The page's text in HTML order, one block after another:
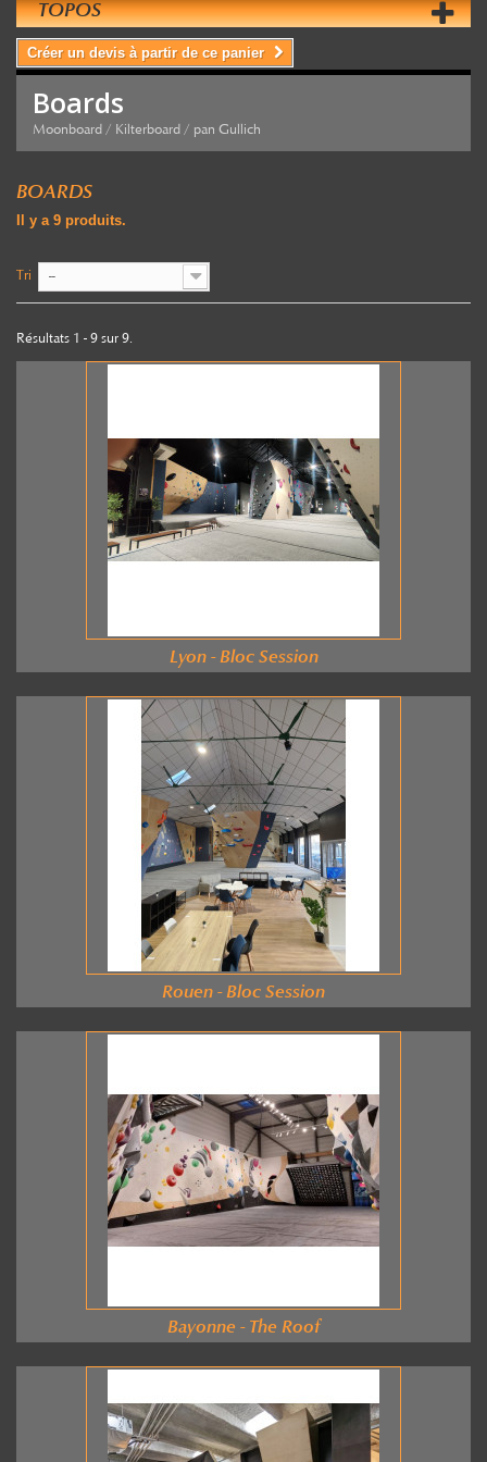
TOPOS
Créer un devis à partir de ce panier
Boards
Moonboard / Kilterboard / pan Gullich
BOARDS
Il y a 9 produits.
Tri --
Résultats 1 - 9 sur 9.
Lyon - Bloc Session
Rouen - Bloc Session
Bayonne - The Roof